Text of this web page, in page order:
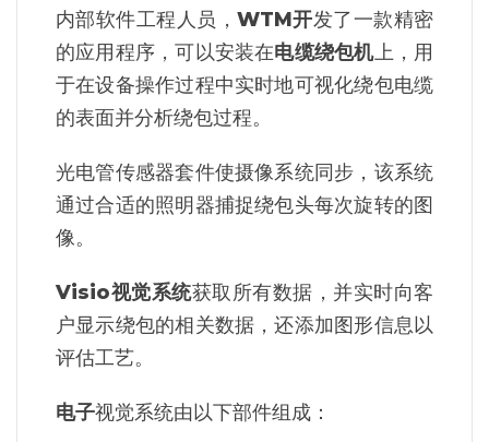
内部软件工程人员， WTM开发了一款精密
的应用程序，可以安装在电缆绕包机上，用
于在设备操作过程中实时地可视化绕包电缆
的表面并分析绕包过程。
光电管传感器套件使摄像系统同步，该系统
通过合适的照明器捕捉绕包头每次旋转的图
像。
Visio视觉系统获取所有数据，并实时向客
户显示绕包的相关数据，还添加图形信息以
评估工艺。
电子视觉系统由以下部件组成：